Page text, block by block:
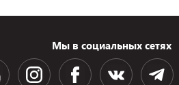
Мы в социальных сетях